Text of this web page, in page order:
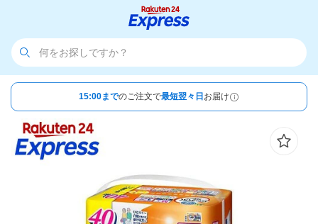
15:00までのご注文で最短翌々日 お届け